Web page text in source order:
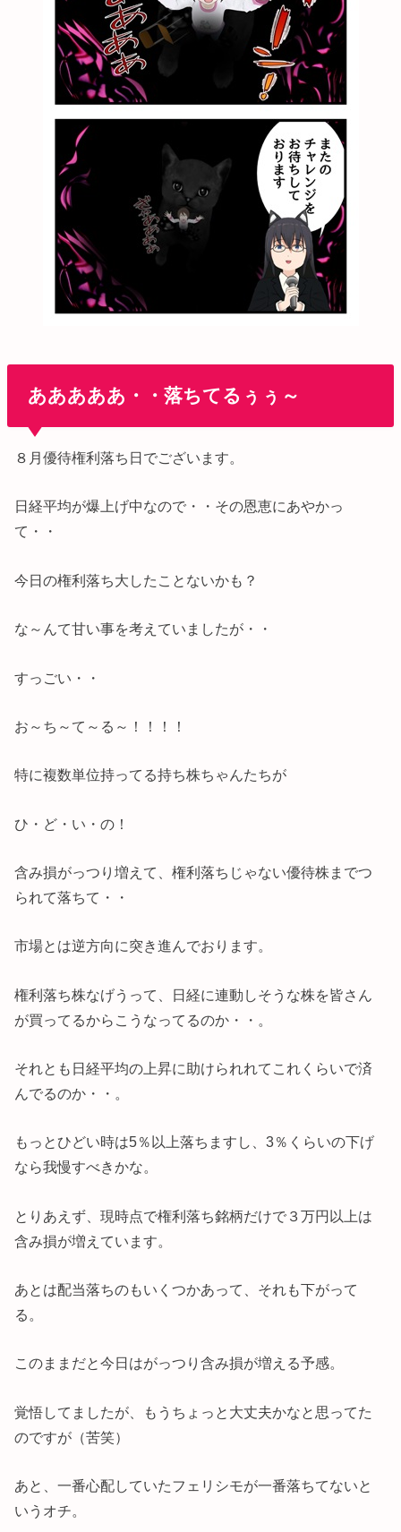
あああああ・・落ちてるぅぅ～
８月優待権利落ち日でございます。
日経平均が爆上げ中なので・・その恩恵にあやかっ
て・・
今日の権利落ち大したことないかも？
な～んて甘い事を考えていましたが・・
すっごい・・
お～ち～て～る～！！！！
特に複数単位持ってる持ち株ちゃんたちが
ひ・ど・い・の！
含み損がっつり増えて、権利落ちじゃない優待株までつ
られて落ちて・・
市場とは逆方向に突き進んでおります。
権利落ち株なげうって、日経に連動しそうな株を皆さん
が買ってるからこうなってるのか・・。
それとも日経平均の上昇に助けられれてこれくらいで済
んでるのか・・。
もっとひどい時は5％以上落ちますし、3％くらいの下げ
なら我慢すべきかな。
とりあえず、現時点で権利落ち銘柄だけで３万円以上は
含み損が増えています。
あとは配当落ちのもいくつかあって、それも下がって
る。
このままだと今日はがっつり含み損が増える予感。
覚悟してましたが、もうちょっと大丈夫かなと思ってた
のですが（苦笑）
あと、一番心配していたフェリシモが一番落ちてないと
いうオチ。